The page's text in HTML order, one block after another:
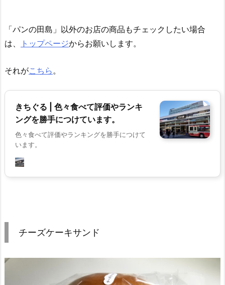
「パンの田島」以外のお店の商品もチェックしたい場合
は、
トップページからお願いします。
それがこちら 。
きちぐる | 色々食べて評価やランキ
ングを勝手につけています。
色々食べて評価やランキングを勝手につけて
います。
チーズケーキサンド